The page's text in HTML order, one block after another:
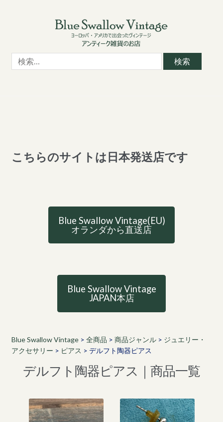
検
索:
こちらのサイトは日本発送店です
Blue Swallow Vintage(EU)
オランダから直送店
Blue Swallow Vintage
JAPAN本店
Blue Swallow Vintage> 全商品 > 商品ジャンル> ジュエリー・
アクセサリー > ピアス > デルフト陶器ピアス
デルフト陶器ピアス｜商品一覧